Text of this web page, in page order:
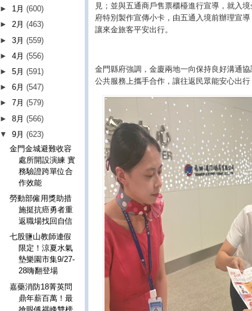
見；並與五通商戶售票櫃檯進行宣導，就入
府特別製作宣傳小卡，由五通入境前辦理宣
讓來金旅客平安出行。
金門縣府強調，金廈兩地一向保持良好溝通
公共服務上攜手合作，讓往返民眾能安心出行
► 1月(600)
►2月(463)
►3月(559)
►4月(556)
►5月(591)
►6月(547)
►7月(579)
►8月(566)
▼9月(623)
金門金城避難收容
處所開設演練 實
務驗證跨單位合
作效能
勞動部僱用獎助措
施挺抗癌勇者重
返職場找回自信
七股鹽山教師連假
限定！涼夏水氣
墊樂園市集9/27-
28嗨翻登場
嘉藥消防18菁英問
鼎年薪百萬！最